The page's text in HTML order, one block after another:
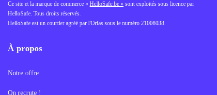
Ce site et la marque de commerce « HelloSafe.be » sont exploités sous licence par
HelloSafe. Tous droits réservés.
HelloSafe est un courtier agréé par l'Orias sous le numéro 21008038.
À propos
Notre offre
On recrute !